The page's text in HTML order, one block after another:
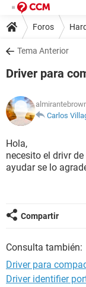
Foros
Tema Anterior
Driver para
Carlos
Hola,
necesito el drivr
ayudar se lo
Compartir
Consulta también:
Driver para
Driver identifier